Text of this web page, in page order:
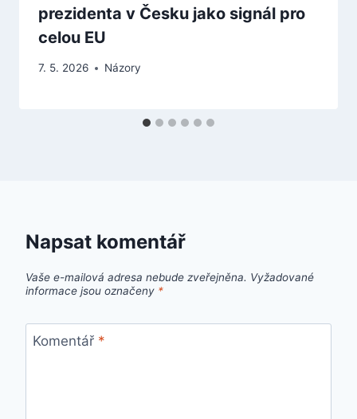
prezidenta v Česku jako signál pro
celou EU
7. 5. 2026 Názory
Napsat komentář
Vaše e-mailová adresa nebude zveřejněna. Vyžadované
informace jsou označeny *
Komentář *